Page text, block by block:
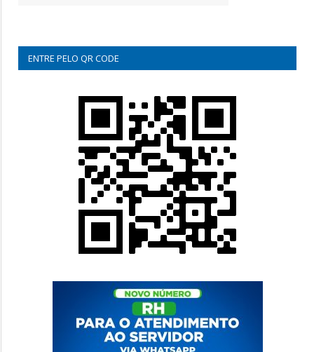
ENTRE PELO QR CODE